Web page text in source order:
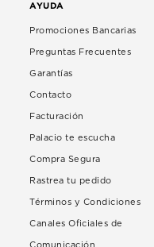
AYUDA
Promociones Bancarias
Preguntas Frecuentes
Garantías
Contacto
Facturación
Palacio te escucha
Compra Segura
Rastrea tu pedido
Términos y Condiciones
Canales Oficiales de
Comunicación